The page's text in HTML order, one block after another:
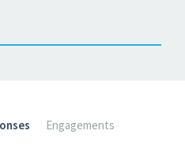
Engagements